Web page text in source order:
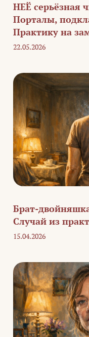
НЕЁ серьёзная
Порталы,
Практику на
22.05.2026
Брат-
Случай из
15.04.2026